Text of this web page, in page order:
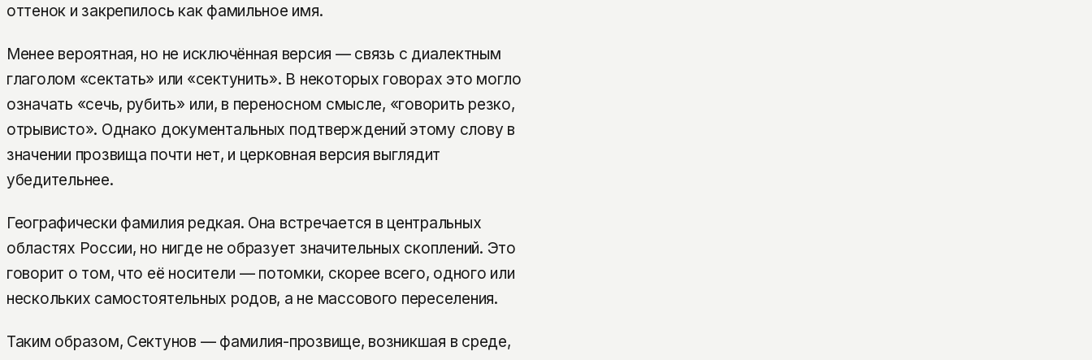
оттенок и закрепилось как фамильное имя.
Менее вероятная, но не исключённая версия — связь с диалектным
глаголом «сектать» или «сектунить». В некоторых говорах это могло
означать «сечь, рубить» или, в переносном смысле, «говорить резко,
отрывисто». Однако документальных подтверждений этому слову в
значении прозвища почти нет, и церковная версия выглядит
убедительнее.
Географически фамилия редкая. Она встречается в центральных
областях России, но нигде не образует значительных скоплений. Это
говорит о том, что её носители — потомки, скорее всего, одного или
нескольких самостоятельных родов, а не массового переселения.
Таким образом, Сектунов — фамилия-прозвище, возникшая в среде,